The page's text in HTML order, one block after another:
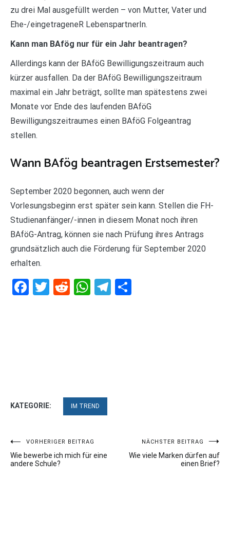
zu drei Mal ausgefüllt werden – von Mutter, Vater und
Ehe-/eingetrageneR LebenspartnerIn.
Kann man BAfög nur für ein Jahr beantragen?
Allerdings kann der BAföG Bewilligungszeitraum auch
kürzer ausfallen. Da der BAföG Bewilligungszeitraum
maximal ein Jahr beträgt, sollte man spätestens zwei
Monate vor Ende des laufenden BAföG
Bewilligungszeitraumes einen BAföG Folgeantrag
stellen.
Wann BAfög beantragen Erstsemester?
September 2020 begonnen, auch wenn der
Vorlesungsbeginn erst später sein kann. Stellen die FH-
Studienanfänger/-innen in diesem Monat noch ihren
BAföG-Antrag, können sie nach Prüfung ihres Antrags
grundsätzlich auch die Förderung für September 2020
erhalten.
Facebook
Twitter
RedditWhatsApp
Telegram
KATEGORIE: IM TREND
Beitragsnavigation
VORHERIGER BEITRAG
Wie bewerbe ich mich für eine
andere Schule?
NÄCHSTER BEITRAG
Wie viele Marken dürfen auf
einen Brief?